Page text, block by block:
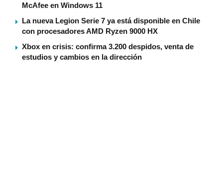
McAfee en Windows 11
La nueva Legion Serie 7 ya está disponible en Chile
con procesadores AMD Ryzen 9000 HX
Xbox en crisis: confirma 3.200 despidos, venta de
estudios y cambios en la dirección